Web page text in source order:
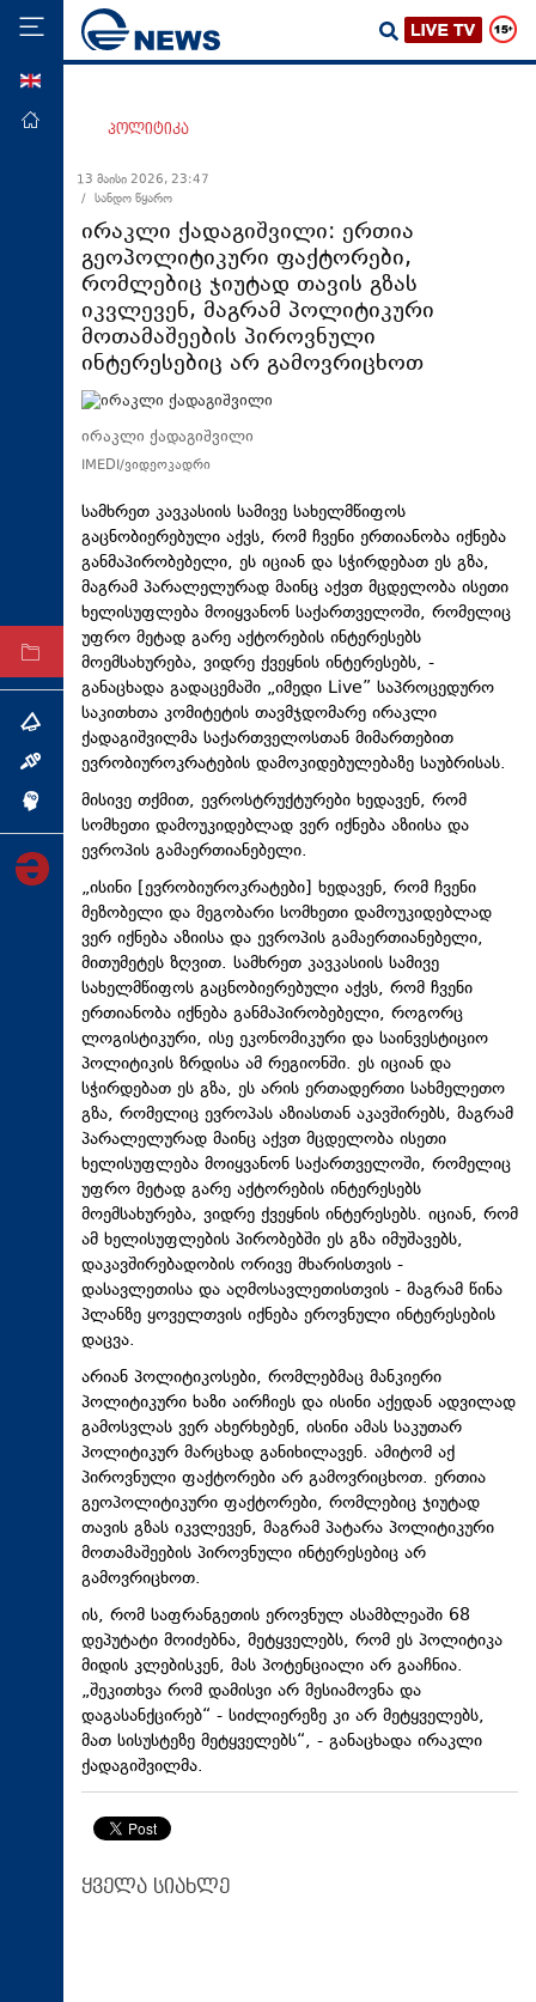
მთავარი
ეკონომიკა
მსოფლიო
ჯანდაცვა
საზოგადოება
სამართალი
თავდაცვა
რეგიონი
სპორტი
ტექნოლოგიები
ტაბლოიდი
არქივი
ინტერვიუ
ინქვიზიცია
პოლიტიკა
13 მაისი 2026, 23:47
/ სანდო წყარო
ირაკლი ქადაგიშვილი: ერთია
გეოპოლიტიკური ფაქტორები,
რომლებიც ჯიუტად თავის გზას
იკვლევენ, მაგრამ პოლიტიკური
მოთამაშეების პიროვნული
ინტერესებიც არ გამოვრიცხოთ
ირაკლი ქადაგიშვილი
IMEDI/ვიდეოკადრი
სამხრეთ კავკასიის სამივე სახელმწიფოს
გაცნობიერებული აქვს, რომ ჩვენი ერთიანობა იქნება
განმაპირობებელი, ეს იციან და სჭირდებათ ეს გზა,
მაგრამ პარალელურად მაინც აქვთ მცდელობა ისეთი
ხელისუფლება მოიყვანონ საქართველოში, რომელიც
უფრო მეტად გარე აქტორების ინტერესებს
მოემსახურება, ვიდრე ქვეყნის ინტერესებს, -
განაცხადა გადაცემაში „იმედი Live” საპროცედურო
საკითხთა კომიტეტის თავმჯდომარე ირაკლი
ქადაგიშვილმა საქართველოსთან მიმართებით
ევრობიუროკრატების დამოკიდებულებაზე საუბრისას.
მისივე თქმით, ევროსტრუქტურები ხედავენ, რომ
სომხეთი დამოუკიდებლად ვერ იქნება აზიისა და
ევროპის გამაერთიანებელი.
„ისინი [ევრობიუროკრატები] ხედავენ, რომ ჩვენი
მეზობელი და მეგობარი სომხეთი დამოუკიდებლად
ვერ იქნება აზიისა და ევროპის გამაერთიანებელი,
მითუმეტეს ზღვით. სამხრეთ კავკასიის სამივე
სახელმწიფოს გაცნობიერებული აქვს, რომ ჩვენი
ერთიანობა იქნება განმაპირობებელი, როგორც
ლოგისტიკური, ისე ეკონომიკური და საინვესტიციო
პოლიტიკის ზრდისა ამ რეგიონში. ეს იციან და
სჭირდებათ ეს გზა, ეს არის ერთადერთი სახმელეთო
გზა, რომელიც ევროპას აზიასთან აკავშირებს, მაგრამ
პარალელურად მაინც აქვთ მცდელობა ისეთი
ხელისუფლება მოიყვანონ საქართველოში, რომელიც
უფრო მეტად გარე აქტორების ინტერესებს
მოემსახურება, ვიდრე ქვეყნის ინტერესებს. იციან, რომ
ამ ხელისუფლების პირობებში ეს გზა იმუშავებს,
დაკავშირებადობის ორივე მხარისთვის -
დასავლეთისა და აღმოსავლეთისთვის - მაგრამ წინა
პლანზე ყოველთვის იქნება ეროვნული ინტერესების
დაცვა.
არიან პოლიტიკოსები, რომლებმაც მანკიერი
პოლიტიკური ხაზი აირჩიეს და ისინი აქედან ადვილად
გამოსვლას ვერ ახერხებენ, ისინი ამას საკუთარ
პოლიტიკურ მარცხად განიხილავენ. ამიტომ აქ
პიროვნული ფაქტორები არ გამოვრიცხოთ. ერთია
გეოპოლიტიკური ფაქტორები, რომლებიც ჯიუტად
თავის გზას იკვლევენ, მაგრამ პატარა პოლიტიკური
მოთამაშეების პიროვნული ინტერესებიც არ
გამოვრიცხოთ.
ის, რომ საფრანგეთის ეროვნულ ასამბლეაში 68
დეპუტატი მოიძებნა, მეტყველებს, რომ ეს პოლიტიკა
მიდის კლებისკენ, მას პოტენციალი არ გააჩნია.
„შეკითხვა რომ დამისვი არ მესიამოვნა და
დაგასანქცირებ“ - სიძლიერეზე კი არ მეტყველებს,
მათ სისუსტეზე მეტყველებს“, - განაცხადა ირაკლი
ქადაგიშვილმა.
ყველა სიახლე